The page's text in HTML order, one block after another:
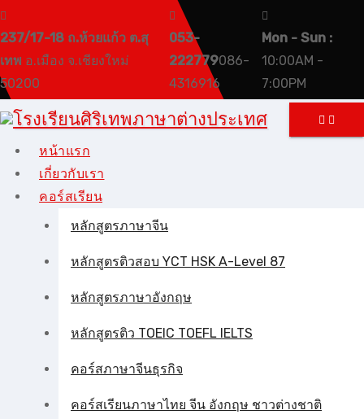
Skip
to
content
237/17-18 ถ.ห้วยแก้ว ต.สุ
เทพ อ.เมือง จ.เชียงใหม่
50200
053-
222779086-
4316916
Mon - Sun :
10:00AM -
7:00PM
หน้าแรก
เกี่ยวกับเรา
คอร์สเรียน
หลักสูตรภาษาจีน
หลักสูตรติวสอบ YCT HSK A-Level 87
หลักสูตรภาษาอังกฤษ
หลักสูตรติว TOEIC TOEFL IELTS
คอร์สภาษาจีนธุรกิจ
คอร์สเรียนภาษาไทย จีน อังกฤษ ชาวต่างชาติ